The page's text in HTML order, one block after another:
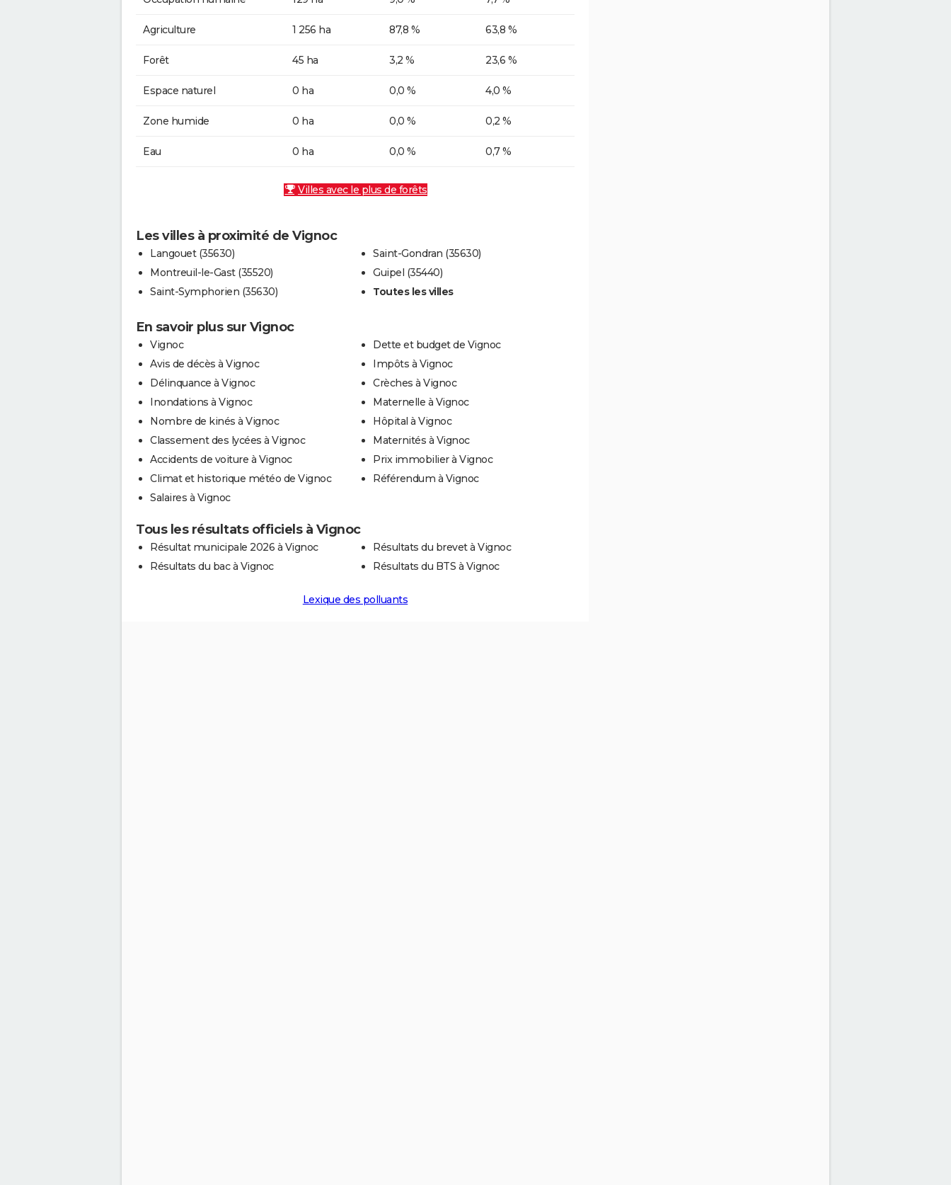
Agriculture 1 256 ha 87,8 % 63,8 %
Forêt 45 ha 3,2 % 23,6 %
Espace naturel 0 ha 0,0 % 4,0 %
Zone humide 0 ha 0,0 % 0,2 %
Eau 0 ha 0,0 % 0,7 %
Villes avec le plus de forêts
Les villes à proximité de Vignoc
Langouet (35630)
Montreuil-le-Gast (35520)
Saint-Symphorien (35630)
Saint-Gondran (35630)
Guipel (35440)
Toutes les villes
En savoir plus sur Vignoc
Vignoc
Avis de décès à Vignoc
Délinquance à Vignoc
Inondations à Vignoc
Nombre de kinés à Vignoc
Classement des lycées à Vignoc
Accidents de voiture à Vignoc
Climat et historique météo de Vignoc
Salaires à Vignoc
Dette et budget de Vignoc
Impôts à Vignoc
Crèches à Vignoc
Maternelle à Vignoc
Hôpital à Vignoc
Maternités à Vignoc
Prix immobilier à Vignoc
Référendum à Vignoc
Tous les résultats officiels à Vignoc
Résultat municipale 2026 à Vignoc
Résultats du bac à Vignoc
Résultats du brevet à Vignoc
Résultats du BTS à Vignoc
Lexique des polluants